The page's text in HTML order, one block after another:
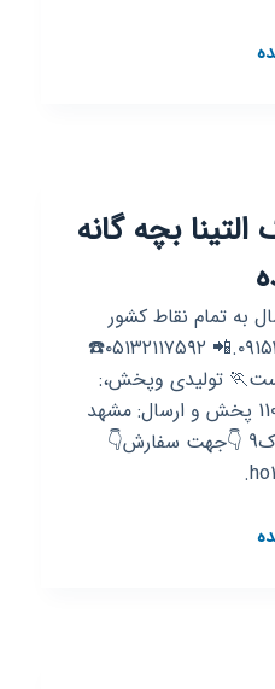
کانال
کیدز(محمدبچه گانه
به تمام نقاط کشور
۰۹۲۲۶۵۰۶۹۷۸. 📲 ۰۹۱۵۳۰۶۴۹۸۱.📲 ۰۵۱۳۲۱۱۷۵۹۲☎️
تولیدی وپخش،:
مشهد طبرسی شمالی38 پ110 پخش و ارسال: مشهد
بلوار میثاق مجیدیه27 پلاک9 👇جهت سفارش👇
کانال